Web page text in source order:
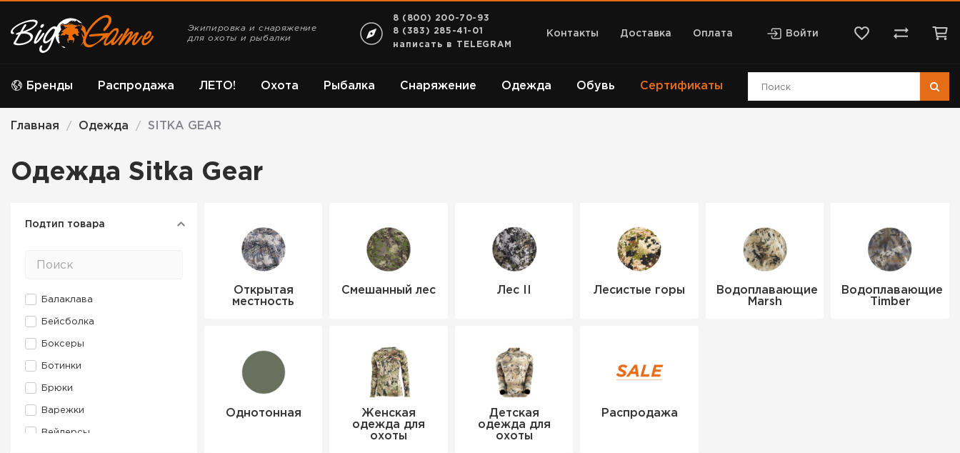
Экипировка и снаряжение
для охоты и рыбалки
8 (800) 200-70-93
8 (383) 285-41-01
написать в TELEGRAM
Контакты Доставка Оплата Войти
Бренды ЛЕТО! Охота Рыбалка Снаряжение Одежда Обувь
Распродажа Сертификаты
Главная / Одежда / SITKA GEAR
Одежда Sitka Gear
Подтип товара
Балаклава
Бейсболка
Боксеры
Ботинки
Брюки
Варежки
Вейдерсы
Открытая
местность
Смешанный лес Лес II Лесистые горы
Водоплавающие
Marsh
Водоплавающие
Timber
Однотонная
Женская
одежда для
охоты
Детская
одежда для
охоты
Распродажа